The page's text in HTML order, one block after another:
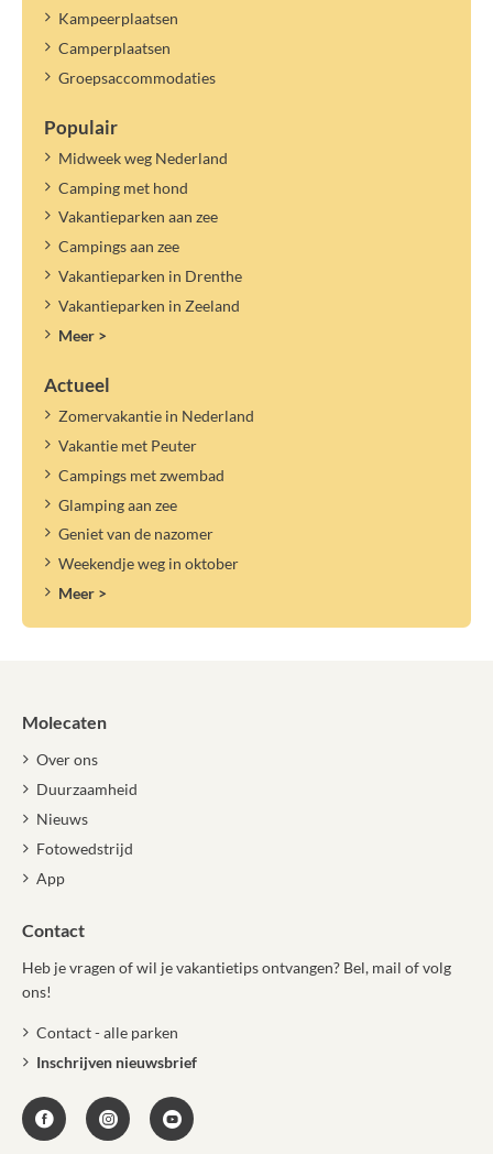
Kampeerplaatsen
Camperplaatsen
Groepsaccommodaties
Populair
Midweek weg Nederland
Camping met hond
Vakantieparken aan zee
Campings aan zee
Vakantieparken in Drenthe
Vakantieparken in Zeeland
Meer >
Actueel
Zomervakantie in Nederland
Vakantie met Peuter
Campings met zwembad
Glamping aan zee
Geniet van de nazomer
Weekendje weg in oktober
Meer >
Molecaten
Over ons
Duurzaamheid
Nieuws
Fotowedstrijd
App
Contact
Heb je vragen of wil je vakantietips ontvangen? Bel, mail of volg
ons!
Contact - alle parken
Inschrijven nieuwsbrief